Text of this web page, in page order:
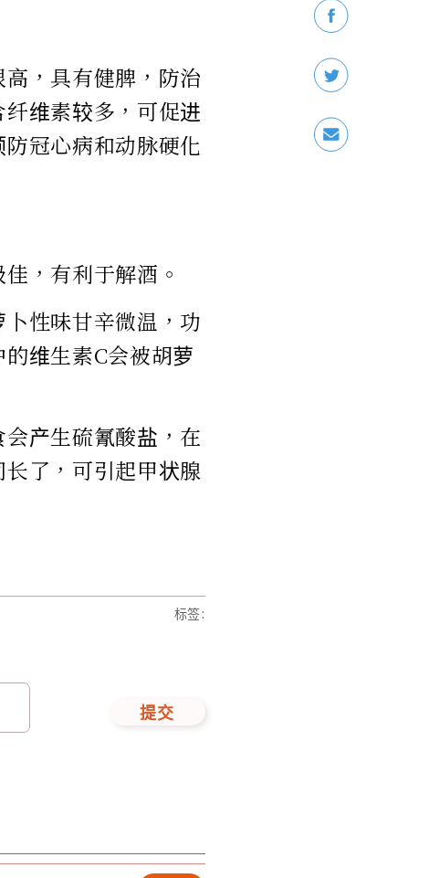
，具有健脾，防治
维素较多，可促进
冠心病和动脉硬化
，有利于解酒。
性味甘辛微温，功
维生素C会被胡萝
产生硫氰酸盐，在
了，可引起甲状腺
提交
标签: